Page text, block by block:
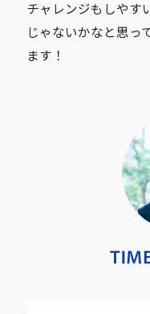
チャレンジもしやす
じゃないかなと思っ
ます！